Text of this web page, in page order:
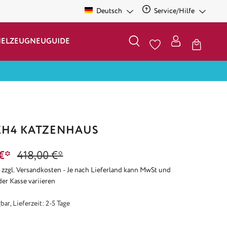
Deutsch Service/Hilfe
NEUGUIDE
KATZENHAUS
418,00 €*
Versandkosten - Je nach Lieferland kann MwSt und
Kasse variieren
Lieferzeit: 2-5 Tage